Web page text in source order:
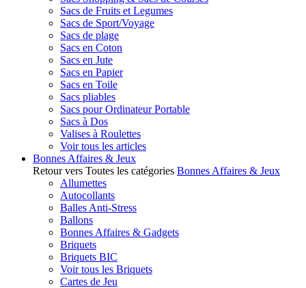
Sacs de Fruits et Legumes
Sacs de Sport/Voyage
Sacs de plage
Sacs en Coton
Sacs en Jute
Sacs en Papier
Sacs en Toile
Sacs pliables
Sacs pour Ordinateur Portable
Sacs à Dos
Valises à Roulettes
Voir tous les articles
Bonnes Affaires & Jeux
Retour vers Toutes les catégories Bonnes Affaires & Jeux
Allumettes
Autocollants
Balles Anti-Stress
Ballons
Bonnes Affaires & Gadgets
Briquets
Briquets BIC
Voir tous les Briquets
Cartes de Jeu